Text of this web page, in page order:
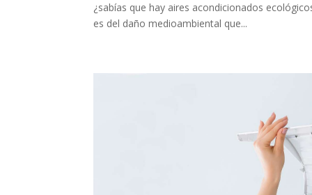
¿sabías que hay aires acondicionados
es del daño medioambiental que...